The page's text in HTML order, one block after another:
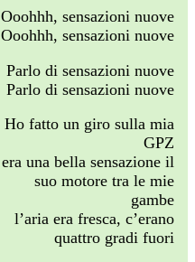
Ooohhh, sensazioni nuove
Ooohhh, sensazioni nuove
Parlo di sensazioni nuove
Parlo di sensazioni nuove
Ho fatto un giro sulla mia
GPZ
era una bella sensazione il
suo motore tra le mie
gambe
l’aria era fresca, c’erano
quattro gradi fuori